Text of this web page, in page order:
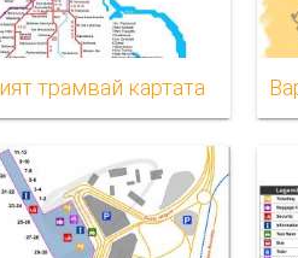
трамвай картата